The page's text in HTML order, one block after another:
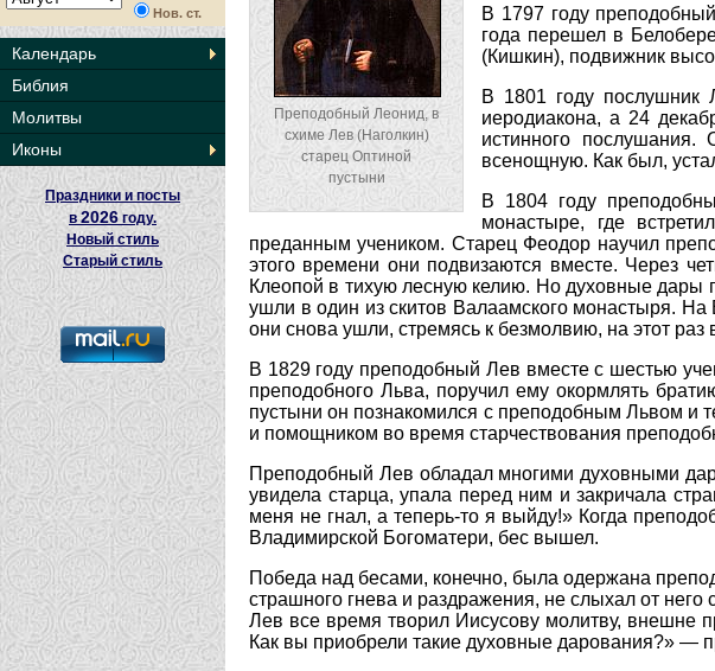
Нов. ст.
Календарь
Библия
Молитвы
Иконы
Праздники и посты
в 2026 году.
Новый стиль
Старый стиль
Преподобный Леонид, в
схиме Лев (Наголкин)
старец Оптиной
пустыни
В 1797 году
года перешел в
(Кишкин), подвижник
В 1801 году
иеродиакона, а 24
истинного послушания.
всенощную. Как был,
В 1804 году
монастыре, где
преданным учеником. Старец Феодор научил
этого времени они подвизаются вместе. Через
Клеопой в тихую лесную келию. Но духовные дары
ушли в один из скитов Валаамского монастыря.
они снова ушли, стремясь к безмолвию, на этот
В 1829 году преподобный Лев вместе с шестью
преподобного Льва, поручил ему окормлять
пустыни он познакомился с преподобным Львом и
и помощником во время старчествования
Преподобный Лев обладал многими духовными
увидела старца, упала перед ним и закричала
меня не гнал, а теперь-то я выйду!» Когда
Владимирской Богоматери, бес вышел.
Победа над бесами, конечно, была одержана
страшного гнева и раздражения, не слыхал от
Лев все время творил Иисусову молитву, внешне
Как вы приобрели такие духовные дарования?» —